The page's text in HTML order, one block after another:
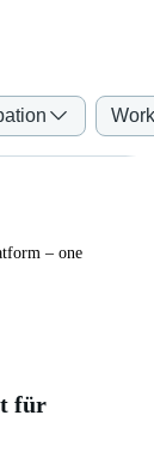
– one
für